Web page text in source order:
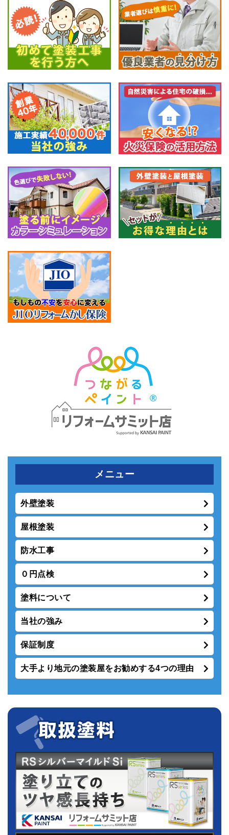
メニュー
外壁塗装
屋根塗装
防水工事
０円点検
塗料について
当社の強み
保証制度
大手より地元の塗装屋をお勧めする4つの理由